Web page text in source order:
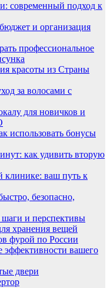
современный подход к
и организация
профессиональное
красоты из Страны
за волосами с
для новичков и
использовать бонусы
как удивить вторую
клинике: ваш путь к
безопасно,
шаги и перспективы
хранения вещей
фурой по России
вашего
двери